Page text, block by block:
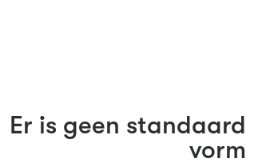
Er is geen standaard
vorm